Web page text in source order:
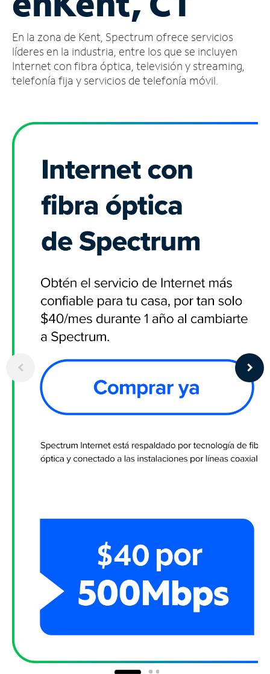
cuenta
Encuentra
una
tienda
En la zona de Kent, Spectrum ofrece servicios
líderes en la industria, entre los que se incluyen
Internet con fibra óptica, televisión y streaming,
telefonía fija y servicios de telefonía móvil.